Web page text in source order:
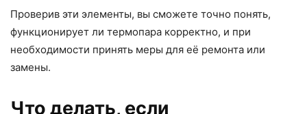
Проверив эти элементы, вы сможете точно понять,
функционирует ли термопара корректно, и при
необходимости принять меры для её ремонта или
замены.
Что делать, если